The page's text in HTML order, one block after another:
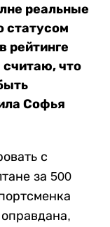
реальные
статусом
рейтинге
что
Софья
с
за 500